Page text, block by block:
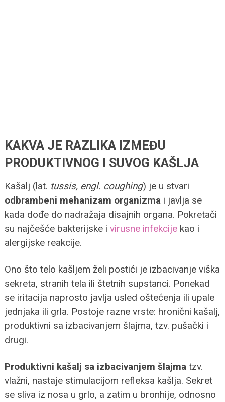
KAKVA JE RAZLIKA IZMEĐU
PRODUKTIVNOG I SUVOG KAŠLJA
Kašalj (lat. tussis, engl. coughing) je u stvari
odbrambeni mehanizam organizmai javlja se
kada dođe do nadražaja disajnih organa. Pokretači
su najčešće bakterijske i virusne infekcijekao i
alergijske reakcije.
Ono što telo kašljem želi postići je izbacivanje viška
sekreta, stranih tela ili štetnih supstanci. Ponekad
se iritacija naprosto javlja usled oštećenja ili upale
jednjaka ili grla. Postoje razne vrste: hronični kašalj,
produktivni sa izbacivanjem šlajma, tzv. pušački i
drugi.
Produktivni kašalj sa izbacivanjem šlajmatzv.
vlažni, nastaje stimulacijom refleksa kašlja. Sekret
se sliva iz nosa u grlo, a zatim u bronhije, odnosno